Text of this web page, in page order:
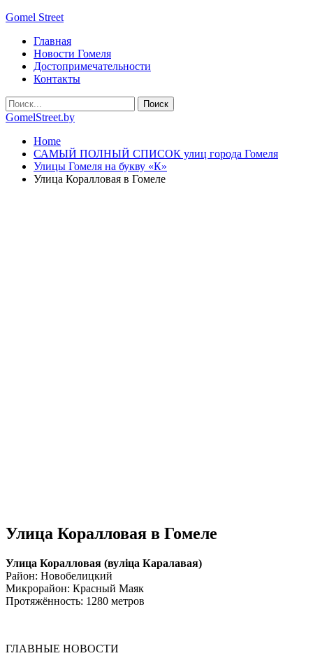
Gomel Street
Главная
Новости Гомеля
Достопримечательности
Контакты
GomelStreet.by
Home
САМЫЙ ПОЛНЫЙ СПИСОК улиц города Гомеля
Улицы Гомеля на букву «К»
Улица Коралловая в Гомеле
Улица Коралловая в Гомеле
Улица Коралловая (вулiца Каралавая)
Район: Новобелицкий
Микрорайон: Красный Маяк
Протяжённость: 1280 метров
ГЛАВНЫЕ НОВОСТИ